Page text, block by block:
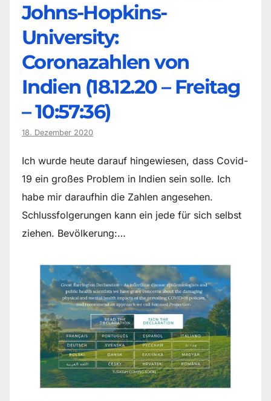
Johns-Hopkins-
University:
Coronazahlen von
Indien (18.12.20 – Freitag
– 10:57:36)
18. Dezember 2020
Ich wurde heute darauf hingewiesen, dass Covid-
19 ein großes Problem in Indien sein solle. Ich
habe mir daraufhin die Zahlen angesehen.
Schlussfolgerungen kann ein jede für sich selbst
ziehen. Bevölkerung:…